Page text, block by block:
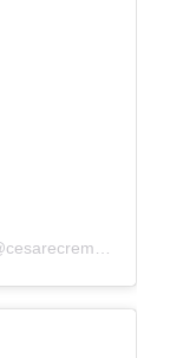
Un post condiviso da cesarecremonini (@cesarecremonini)